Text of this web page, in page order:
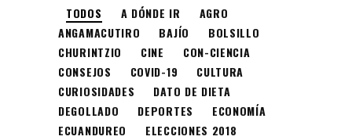
TODOS A DÓNDE IR
AGRO
ANGAMACUTIRO
BAJÍO
BOLSILLO
CHURINTZIO
CINE
CON-CIENCIA
CONSEJOS
COVID-19
CULTURA
CURIOSIDADES
DATO DE DIETA
DEGOLLADO
DEPORTES
ECONOMÍA
ECUANDUREO
ELECCIONES 2018